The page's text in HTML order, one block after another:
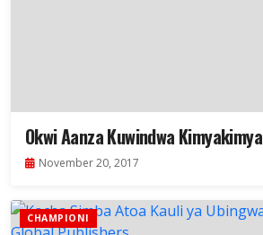
Okwi Aanza Kuwindwa Kimyakimya
November 20, 2017
CHAMPIONI